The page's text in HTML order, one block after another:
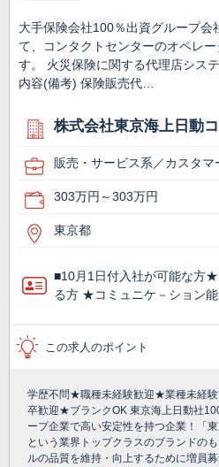
大手保険会社100％出資グループ会
て、コンタクトセンターのオペレ
す。 火災保険に関する代理店シス
内容(備考) 保険販売代…
株式会社東京海上日動
販売・サービス系／カスタ
303万円～303万円
東京都
■10月1日付入社が可能な方
る方 ★コミュニケ－ション
この求人のポイント
学歴不問★職種未経験歓迎★業種未経
卒歓迎★ブランクOK 東京海上日動社
ープ企業で高い安定性を持つ企業！「東
という業界トップクラスのブランドの
ルの品質を維持・向上するために増員